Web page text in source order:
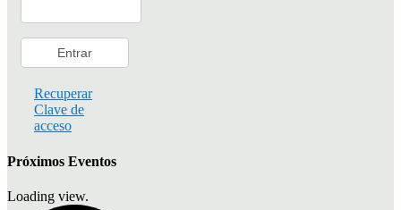
Recuperar
Clave de
acceso
Próximos Eventos
Loading view.